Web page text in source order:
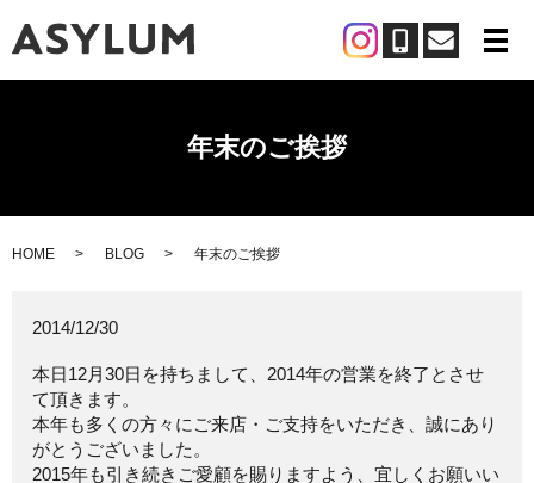
メ
年末のご挨拶
HOME BLOG 年末のご挨拶
2014/12/30
本日12月30日を持ちまして、2014年の営業を終了とさせ
て頂きます。
本年も多くの方々にご来店・ご支持をいただき、誠にあり
がとうございました。
2015年も引き続きご愛顧を賜りますよう、宜しくお願いい